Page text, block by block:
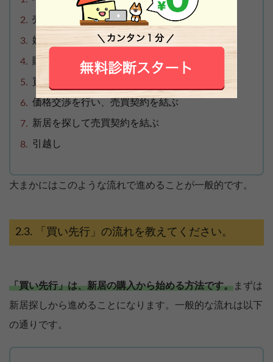
売り出し価格を決定する
媒介契約を締結して売却活動を開始
購入希望者の内覧を受け入れる
買主を決定する
価格交渉を行い、売買契約を結ぶ
新居を探して売買契約を結ぶ
引越し
大まかにはこのような流れで進めることが一般的です。
「買い先行」の流れを教えてください。
「買い先行」は、新居の購入から始める方法です。まずは
新居探しから進めることになります。一般的な流れは以下
の通りです。